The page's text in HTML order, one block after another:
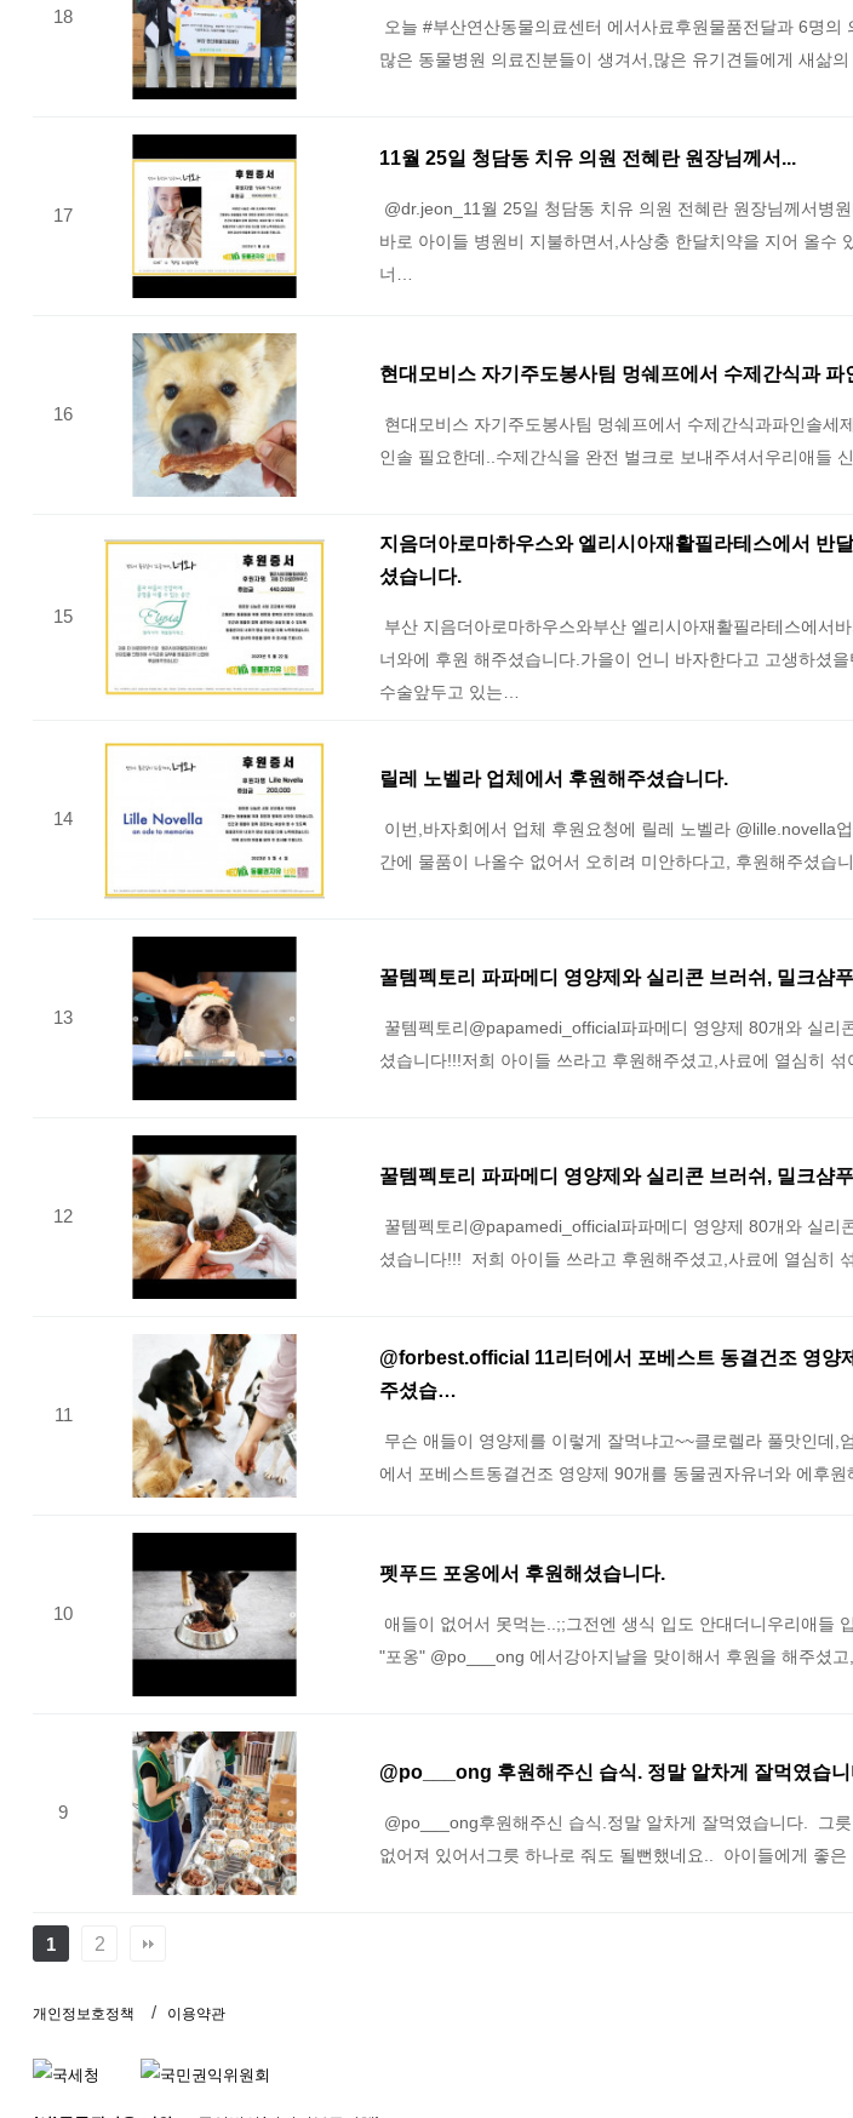
18
오늘 #부산연산동물의료센터 에서사료후원물품전달과 6명의
많은 동물병원 의료진분들이 생겨서,많은 유기견들에게 새삶
17
11월 25일 청담동 치유 의원 전혜란 원장님께서...
@dr.jeon_11월 25일 청담동 치유 의원 전혜란 원장님께서병
바로 아이들 병원비 지불하면서,사상충 한달치약을 지어 올수
너…
16
현대모비스 자기주도봉사팀 멍쉐프에서 수제간식과
현대모비스 자기주도봉사팀 멍쉐프에서 수제간식과파인솔세
인솔 필요한데..수제간식을 완전 벌크로 보내주셔서우리애들
15
지음더아로마하우스와 엘리시아재활필라테스에서 반
셨습니다.
부산 지음더아로마하우스와부산 엘리시아재활필라테스에서
너와에 후원 해주셨습니다.가을이 언니 바자한다고 고생하셨
수술앞두고 있는…
14
릴레 노벨라 업체에서 후원해주셨습니다.
이번,바자회에서 업체 후원요청에 릴레 노벨라 @lille.novella
간에 물품이 나올수 없어서 오히려 미안하다고, 후원해주셨습
13
꿀템펙토리 파파메디 영양제와 실리콘 브러쉬, 밀크샴
꿀템펙토리@papamedi_official파파메디 영양제 80개와 실리
셨습니다!!!저희 아이들 쓰라고 후원해주셨고,사료에 열심히
12
꿀템펙토리 파파메디 영양제와 실리콘 브러쉬, 밀크샴
꿀템펙토리@papamedi_official파파메디 영양제 80개와 실리
셨습니다!!! 저희 아이들 쓰라고 후원해주셨고,사료에 열심히
11
@forbest.official 11리터에서 포베스트 동결건조 영양
주셨습…
무슨 애들이 영양제를 이렇게 잘먹냐고~~클로렐라 풀맛인데,
에서 포베스트동결건조 영양제 90개를 동물권자유너와 에후원
10
펫푸드 포옹에서 후원해셨습니다.
애들이 없어서 못먹는..;;그전엔 생식 입도 안대더니우리애들
"포옹" @po___ong 에서강아지날을 맞이해서 후원을 해주셨고
9
@po___ong 후원해주신 습식. 정말 알차게 잘먹였습
@po___ong후원해주신 습식.정말 알차게 잘먹였습니다. 그
없어져 있어서그릇 하나로 줘도 될뻔했네요.. 아이들에게 좋은
1 2
개인정보호정책 이용약관